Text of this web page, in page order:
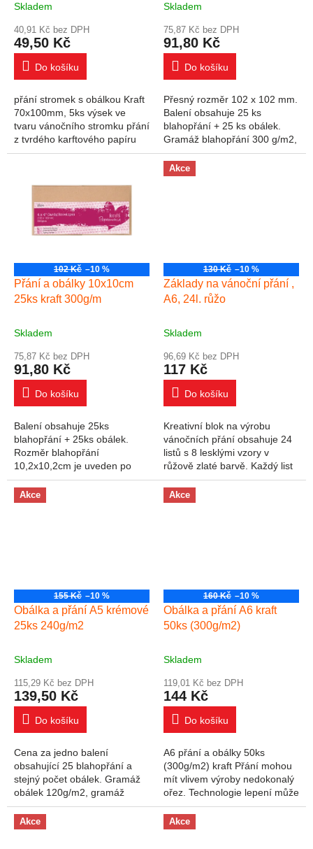
Skladem
40,91 Kč bez DPH
49,50 Kč
Do košíku
přání stromek s obálkou Kraft
70x100mm, 5ks výsek ve
tvaru vánočního stromku přání
z tvrdého karftového papíru
vlhčící šípová klopa rozměr
Skladem
75,87 Kč bez DPH
91,80 Kč
Do košíku
Přesný rozměr 102 x 102 mm.
Balení obsahuje 25 ks
blahopřání + 25 ks obálek.
Gramáž blahopřání 300 g/m2,
gramáž obálky 130 g/m2.
Rozměry blahopřání jsou
uvedené po přehnutí,...
102 Kč –10 %
Přání a obálky 10x10cm
25ks kraft 300g/m
Skladem
75,87 Kč bez DPH
91,80 Kč
Do košíku
Balení obsahuje 25ks
blahopřání + 25ks obálek.
Rozměr blahopřání
10,2x10,2cm je uveden po
přehnutí, gramáž 300g/m2.
Rozměr obálky cca
10,5x10,5cm, gramáž cca
Akce
130 Kč –10 %
Základy na vánoční přání ,
A6, 24l. růžo
Skladem
96,69 Kč bez DPH
117 Kč
Do košíku
Kreativní blok na výrobu
vánočních přání obsahuje 24
listů s 8 lesklými vzory v
růžově zlaté barvě. Každý list
je v polovině narýhovaný,
takže ho stačí z bloku
vytrhnout a...
Akce
155 Kč –10 %
Obálka a přání A5 krémové
25ks 240g/m2
Skladem
115,29 Kč bez DPH
139,50 Kč
Do košíku
Cena za jedno balení
obsahující 25 blahopřání a
stejný počet obálek. Gramáž
obálek 120g/m2, gramáž
blahopřání 240g/m2. Rozměry
blahopřání (po přehnutí):
14,8x21cm. Neobsahuje...
Akce
160 Kč –10 %
Obálka a přání A6 kraft
50ks (300g/m2)
Skladem
119,01 Kč bez DPH
144 Kč
Do košíku
A6 přání a obálky 50ks
(300g/m2) kraft Přání mohou
mít vlivem výroby nedokonalý
ořez. Technologie lepení může
způsobit částečné slepení
obálky.
Akce Akce